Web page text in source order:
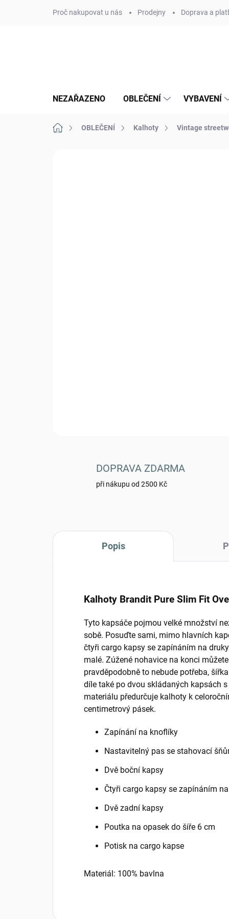
Proč nakupovat u nás Prodejny Doprava a
NEZAŘAZENO OBLEČENÍ VYBAVENÍ
Domů OBLEČENÍ Kalhoty Vintage
DOPRAVA ZDARMA
při nákupu od 2500 Kč
Popis
Kalhoty Brandit Pure Slim Fit
Tyto kapsáče pojmou velké množství
sobě. Posuďte sami, mimo hlavních
čtyři cargo kapsy se zapínáním na
malé. Zúžené nohavice na konci
pravděpodobně to nebude potřeba,
díle také po dvou skládaných kapsách
materiálu předurčuje kalhoty k
centimetrový pásek.
Zapínání na knoflíky
Nastavitelný pas se stahovací
Dvě boční kapsy
Čtyři cargo kapsy se zapínáním
Dvě zadní kapsy
Poutka na opasek do šíře 6 cm
Potisk na cargo kapse
Materiál: 100% bavlna